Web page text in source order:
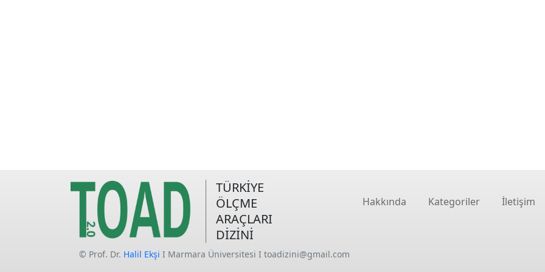
TÜRKİYE
ÖLÇME
ARAÇLARI
DİZİNİ
Hakkında Kategoriler İletişim
© Prof. Dr. Halil Ekşi I Marmara Üniversitesi I toadizini@gmail.com